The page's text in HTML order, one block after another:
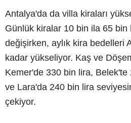
Antalya'da da villa kiraları
Günlük kiralar 10 bin ila 65 bin
değişirken, aylık kira bedelleri
kadar yükseliyor. Kaş ve
Kemer'de 330 bin lira, Belek'te
ve Lara'da 240 bin lira
çekiyor.